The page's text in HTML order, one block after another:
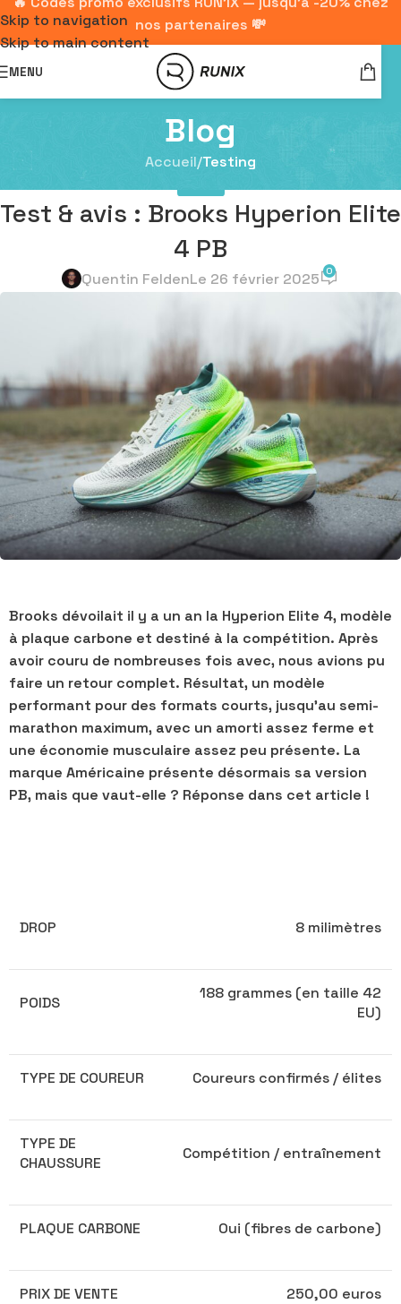
Skip to navigation
Skip to main content
nos partenaires 💸
MENU
Blog
Accueil/Testing
Test & avis : Brooks Hyperion Elite
4 PB
Quentin FeldenLe 26 février 2025 0
Brooks dévoilait il y a un an la Hyperion Elite 4, modèle
à plaque carbone et destiné à la compétition. Après
avoir couru de nombreuses fois avec, nous avions pu
faire un retour complet. Résultat, un modèle
performant pour des formats courts, jusqu'au semi-
marathon maximum, avec un amorti assez ferme et
une économie musculaire assez peu présente. La
marque Américaine présente désormais sa version
PB, mais que vaut-elle ? Réponse dans cet article !
DROP 8 milimètres
POIDS
188 grammes (en taille 42
EU)
TYPE DE COUREUR Coureurs confirmés / élites
TYPE DE
CHAUSSURE
Compétition / entraînement
PLAQUE CARBONE Oui (fibres de carbone)
PRIX DE VENTE 250,00 euros